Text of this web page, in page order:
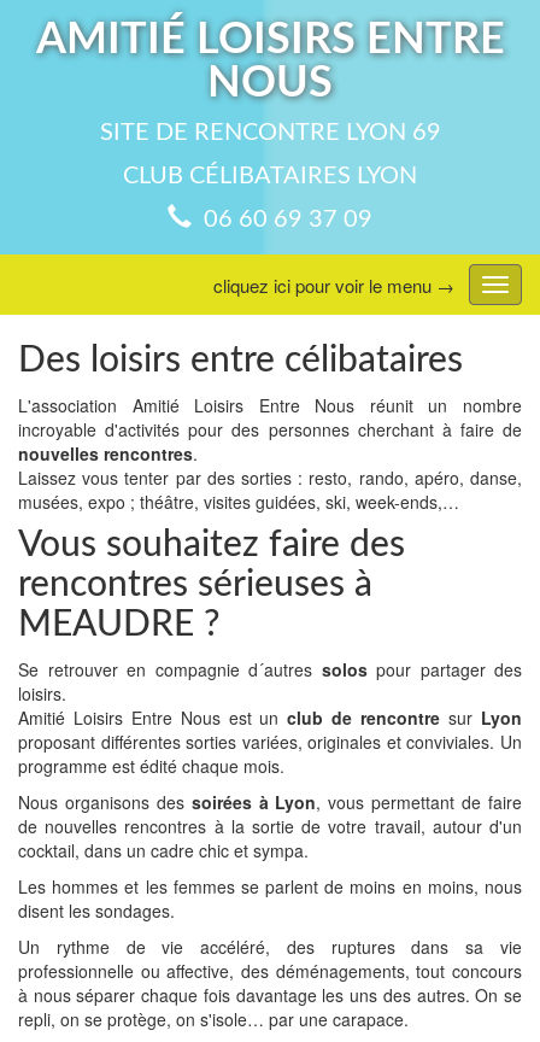
AMITIÉ LOISIRS ENTRE
NOUS
SITE DE RENCONTRE LYON 69
CLUB CÉLIBATAIRES LYON
06 60 69 37 09
menu
cliquez ici pour voir le menu →
Des loisirs entre célibataires
L'association Amitié Loisirs Entre Nous réunit un nombre
incroyable d'activités pour des personnes cherchant à faire de
nouvelles rencontres.
Laissez vous tenter par des sorties : resto, rando, apéro, danse,
musées, expo ; théâtre, visites guidées, ski, week-ends,…
Vous souhaitez faire des
rencontres sérieuses à
MEAUDRE ?
Se retrouver en compagnie d´autres solospour partager des
loisirs.
Amitié Loisirs Entre Nous est unclub de rencontre sur Lyon
proposant différentes sorties variées, originales et conviviales. Un
programme est édité chaque mois.
Nous organisons des soirées à Lyon, vous permettant de faire
de nouvelles rencontres à la sortie de votre travail, autour d'un
cocktail, dans un cadre chic et sympa.
Les hommes et les femmes se parlent de moins en moins, nous
disent les sondages.
Un rythme de vie accéléré, des ruptures dans sa vie
professionnelle ou affective, des déménagements, tout concours
à nous séparer chaque fois davantage les uns des autres. On se
repli, on se protège, on s'isole… par une carapace.